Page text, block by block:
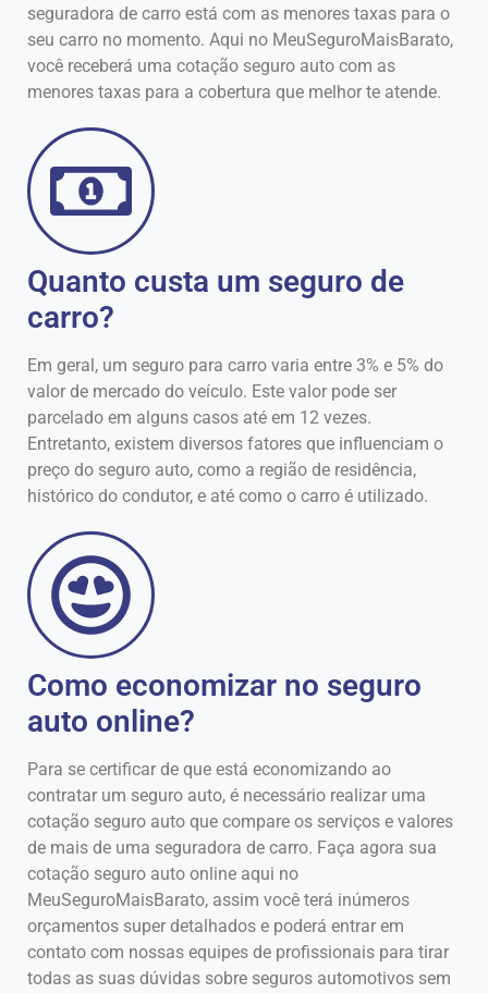
seguradora de carro está com as menores taxas para o
seu carro no momento. Aqui no MeuSeguroMaisBarato,
você receberá uma cotação seguro auto com as
menores taxas para a cobertura que melhor te atende.
Quanto custa um seguro de
carro?
Em geral, um seguro para carro varia entre 3% e 5% do
valor de mercado do veículo. Este valor pode ser
parcelado em alguns casos até em 12 vezes.
Entretanto, existem diversos fatores que influenciam o
preço do seguro auto, como a região de residência,
histórico do condutor, e até como o carro é utilizado.
Como economizar no seguro
auto online?
Para se certificar de que está economizando ao
contratar um seguro auto, é necessário realizar uma
cotação seguro auto que compare os serviços e valores
de mais de uma seguradora de carro. Faça agora sua
cotação seguro auto online aqui no
MeuSeguroMaisBarato, assim você terá inúmeros
orçamentos super detalhados e poderá entrar em
contato com nossas equipes de profissionais para tirar
todas as suas dúvidas sobre seguros automotivos sem